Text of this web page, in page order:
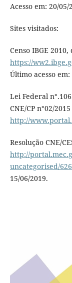
Acesso em: 20/05/
Sites visitados:
Censo IBGE
https://
Último acesso em:
Lei Federal
CNE/CP n°02/
http://
Resolução CNE/
http://
uncategorised/
15/06/2019.